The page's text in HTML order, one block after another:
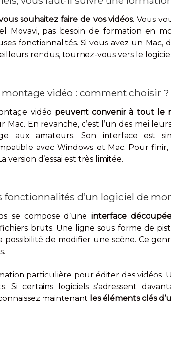
souhaitez faire de vos vidéos. Vous
Movavi, pas besoin de formation en
fonctionnalités. Si vous avez un Mac,
rendus, tournez-vous vers le
vidéo : comment choisir ?
vidéo peuvent convenir à tout le
En revanche, c’est l’un des
aux amateurs. Son interface est
avec Windows et Mac. Pour
version d’essai est très limitée.
fonctionnalités d’un logiciel de
se compose d’une interface
bruts. Une ligne sous forme de
possibilité de modifier une scène. Ce
particulière pour éditer des
Si certains logiciels s’adressent
maintenant les éléments clés